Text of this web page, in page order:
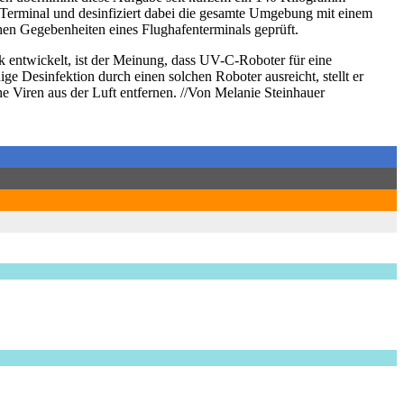
und desinfiziert dabei die gesamte Umgebung mit einem
Gegebenheiten eines Flughafenterminals geprüft.
entwickelt, ist der Meinung, dass UV-C-Roboter für eine
Desinfektion durch einen solchen Roboter ausreicht, stellt er
Viren aus der Luft entfernen. //Von Melanie Steinhauer